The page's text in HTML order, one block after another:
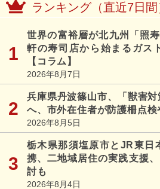
ランキング（直近7日間
世界の富裕層が北九州「照
軒の寿司店から始まるガス
【コラム】
2026年8月7日
兵庫県丹波篠山市、「獣害
へ、市外在住者が防護柵点
2026年8月5日
栃木県那須塩原市とJR東日
携、二地域居住の実践支援
討も
2026年8月4日